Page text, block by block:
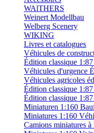
WAlTHERS
Weinert Modellbau
Welberg Scenery
WIKING
Livres et catalogues
Véhicules de
Édition classique
Véhicules d'urgence
Véhicules agricoles
Édition classique
Édition classique
Miniaturen 1:160
Miniatures 1:160
Camions miniatures